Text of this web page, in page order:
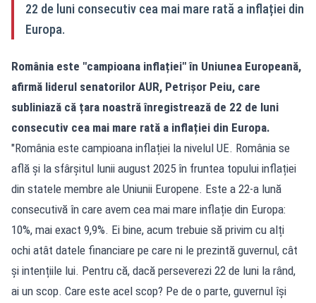
22 de luni consecutiv cea mai mare rată a inflației din
Europa.
România este "campioana inflației" în Uniunea Europeană,
afirmă liderul senatorilor AUR, Petrișor Peiu, care
subliniază că țara noastră înregistrează de 22 de luni
consecutiv cea mai mare rată a inflației din Europa.
"România este campioana inflației la nivelul UE. România se
află și la sfârșitul lunii august 2025 în fruntea topului inflației
din statele membre ale Uniunii Europene. Este a 22-a lună
consecutivă în care avem cea mai mare inflație din Europa:
10%, mai exact 9,9%. Ei bine, acum trebuie să privim cu alți
ochi atât datele financiare pe care ni le prezintă guvernul, cât
și intențiile lui. Pentru că, dacă perseverezi 22 de luni la rând,
ai un scop. Care este acel scop? Pe de o parte, guvernul își